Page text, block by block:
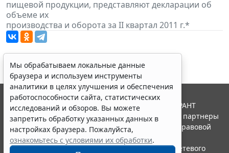
пищевой продукции, представляют декларации об
объеме их
производства и оборота за II квартал 2011 г.*
Мы обрабатываем локальные данные
браузера и используем инструменты
аналитики в целях улучшения и обеспечения
работоспособности сайта, статистических
исследований и обзоров. Вы можете
запретить обработку указанных данных в
настройках браузера. Пожалуйста,
ознакомьтесь с условиями их обработки.
© ООО "НПП "ГАРАНТ-СЕРВИС", 2026. Система ГАРАНТ
выпускается с 1990 года. Компания "Гарант" и ее партнеры
являются участниками Российской ассоциации правовой
информации ГАРАНТ.
Портал ГАРАНТ.РУ зарегистрирован в качестве сетевого